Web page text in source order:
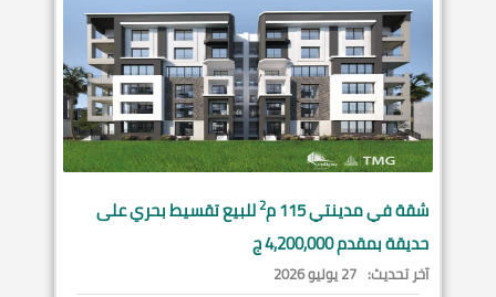
شقة فيمدينتي115 م 2للبيع تقسيط بحري على
حديقة بمقدم 4,200,000 ج
آخر تحديث: 27 يوليو 2026